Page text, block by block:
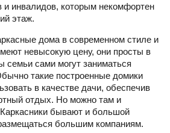
и инвалидов, которым некомфортен
этаж.
дома в современном стиле и
невысокую цену, они просты в
семьи сами могут заниматься
такие построенные домики
в качестве дачи, обеспечив
отдых. Но можно там и
бывают и большой
большим компаниям.